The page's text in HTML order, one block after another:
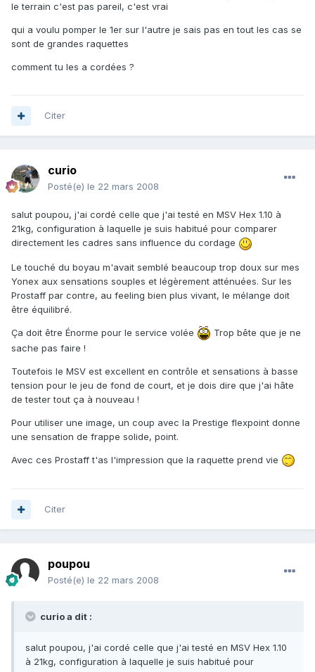
le terrain c'est pas pareil, c'est vrai
qui a voulu pomper le 1er sur l'autre je sais pas en tout les cas se
sont de grandes raquettes
comment tu les a cordées ?
Citer
curio
Posté(e) le 22 mars 2008
salut poupou, j'ai cordé celle que j'ai testé en MSV Hex 1.10 à
21kg, configuration à laquelle je suis habitué pour comparer
directement les cadres sans influence du cordage
Le touché du boyau m'avait semblé beaucoup trop doux sur mes
Yonex aux sensations souples et légèrement atténuées. Sur les
Prostaff par contre, au feeling bien plus vivant, le mélange doit
être équilibré.
Ça doit être Énorme pour le service volée
Trop bête que je ne
sache pas faire !
Toutefois le MSV est excellent en contrôle et sensations à basse
tension pour le jeu de fond de court, et je dois dire que j'ai hâte
de tester tout ça à nouveau !
Pour utiliser une image, un coup avec la Prestige flexpoint donne
une sensation de frappe solide, point.
Avec ces Prostaff t'as l'impression que la raquette prend vie
Citer
poupou
Posté(e) le 22 mars 2008
curio a dit :
salut poupou, j'ai cordé celle que j'ai testé en MSV Hex 1.10
à 21kg, configuration à laquelle je suis habitué pour